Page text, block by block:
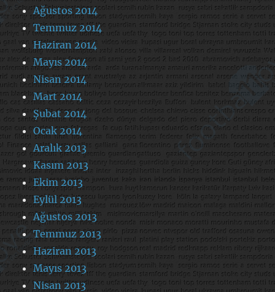
Ağustos 2014
Temmuz 2014
Haziran 2014
Mayıs 2014
Nisan 2014
Mart 2014
Şubat 2014
Ocak 2014
Aralık 2013
Kasım 2013
Ekim 2013
Eylül 2013
Ağustos 2013
Temmuz 2013
Haziran 2013
Mayıs 2013
Nisan 2013